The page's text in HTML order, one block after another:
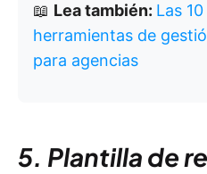
📖 Lea también: Las
herramientas de
para agencias
5. Plantilla de